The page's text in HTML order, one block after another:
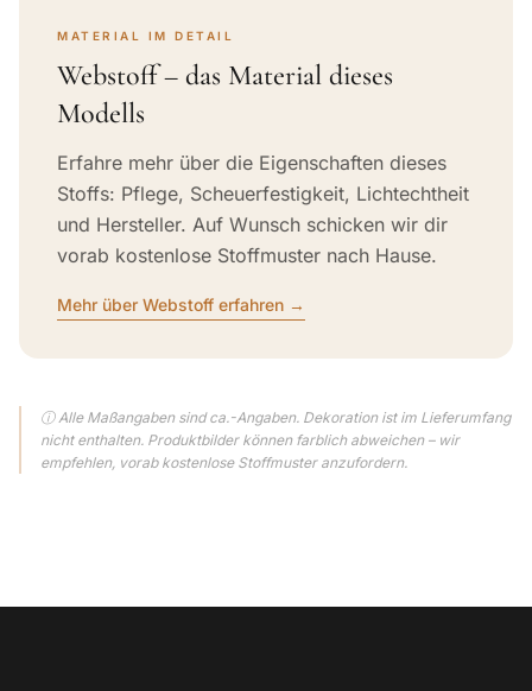
MATERIAL IM DETAIL
Webstoff – das Material dieses
Modells
Erfahre mehr über die Eigenschaften dieses
Stoffs: Pflege, Scheuerfestigkeit, Lichtechtheit
und Hersteller. Auf Wunsch schicken wir dir
vorab kostenlose Stoffmuster nach Hause.
Mehr über Webstoff erfahren →
ⓘ Alle Maßangaben sind ca.-Angaben. Dekoration ist im Lieferumfang
nicht enthalten. Produktbilder können farblich abweichen – wir
empfehlen, vorab kostenlose Stoffmuster anzufordern.